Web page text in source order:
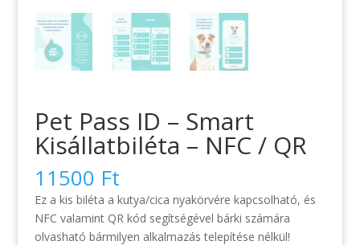
Pet Pass ID – Smart
Kisállatbiléta – NFC / QR
11500 Ft
Ez a kis biléta a kutya/cica nyakörvére kapcsolható, és
NFC valamint QR kód segítségével bárki számára
olvasható bármilyen alkalmazás telepítése nélkül!